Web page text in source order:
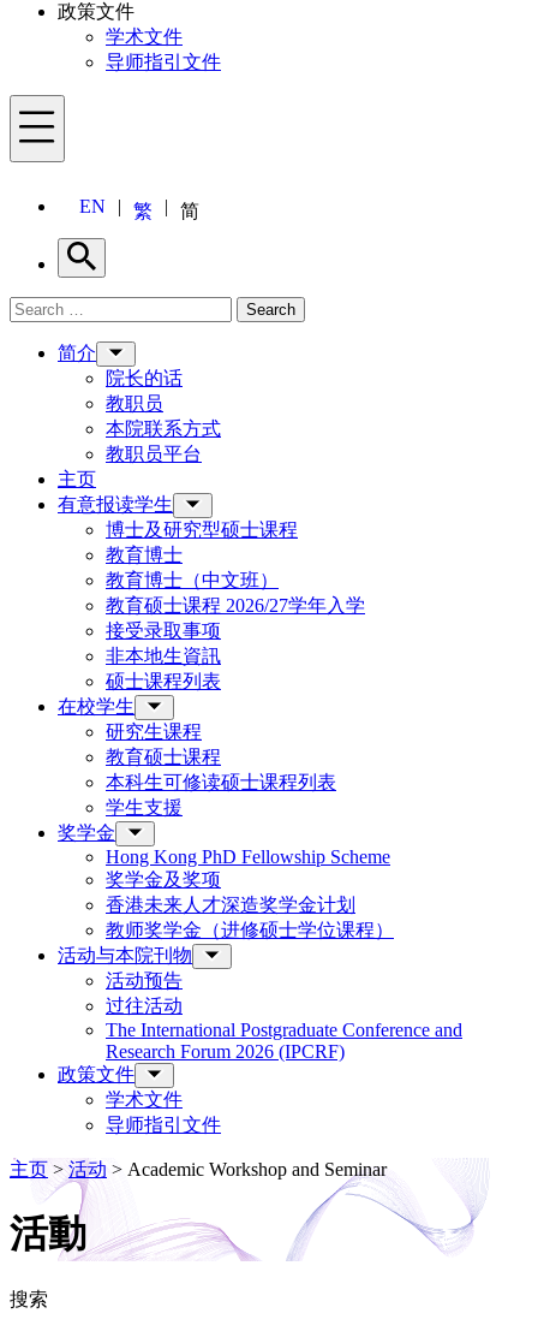
政策文件
学术文件
导师指引文件
Menu
EN 繁 简
Search
Search for: Search
简介
院长的话
教职员
本院联系方式
教职员平台
主页
有意报读学生
博士及研究型硕士课程
教育博士
教育博士（中文班）
教育硕士课程 2026/27学年入学
接受录取事项
非本地生資訊
硕士课程列表
在校学生
研究生课程
教育硕士课程
本科生可修读硕士课程列表
学生支援
奖学金
Hong Kong PhD Fellowship Scheme
奖学金及奖项
香港未来人才深造奖学金计划
教师奖学金（进修硕士学位课程）
活动与本院刊物
活动预告
过往活动
The International Postgraduate Conference and
Research Forum 2026 (IPCRF)
政策文件
学术文件
导师指引文件
主页 >活动 > Academic Workshop and Seminar
活動
搜索